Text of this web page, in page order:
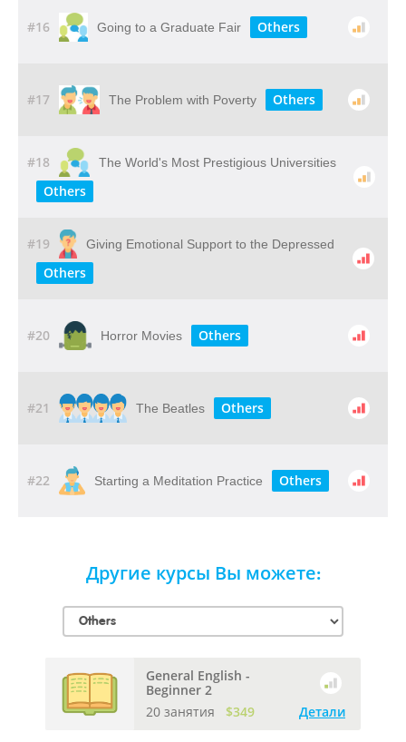
#16 Going to a Graduate Fair Others
#17 The Problem with Poverty Others
#18 The World's Most Prestigious Universities
Others
#19 Giving​ ​Emotional​ ​Support​ ​to​ ​the​ ​Depressed
Others
#20 Horror Movies Others
#21 The Beatles Others
#22 Starting a Meditation Practice Others
Другие курсы Вы можете:
General English -
Beginner 2
20 занятия
$349 Детали